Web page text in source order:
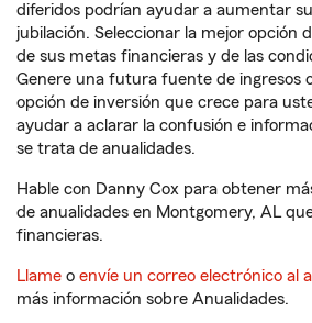
diferidos podrían ayudar a aumentar
jubilación. Seleccionar la mejor opción
de sus metas financieras y de las
Genere una futura fuente de ingresos
opción de inversión que crece para
ayudar a aclarar la confusión e
se trata de anualidades.
Hable con Danny Cox para obtener
de anualidades en Montgomery, AL
financieras.
Llame o envíe un correo electrónico al
más información sobre Anualidades.